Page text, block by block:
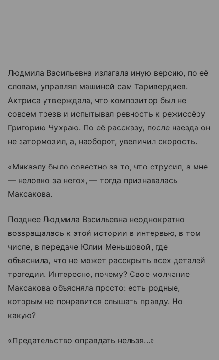
Людмила Васильевна излагала иную версию, по её
словам, управлял машиной сам Таривердиев.
Актриса утверждала, что композитор был не
совсем трезв и испытывал ревность к режиссёру
Григорию Чухраю. По её рассказу, после наезда он
не затормозил, а, наоборот, увеличил скорость.
«Микаэлу было совестно за то, что струсил, а мне
— неловко за него», — тогда признавалась
Максакова.
Позднее Людмила Васильевна неоднократно
возвращалась к этой истории в интервью, в том
числе, в передаче Юлии Меньшовой, где
объяснила, что не может расскрыть всех деталей
трагедии. Интересно, почему? Свое молчание
Максакова объясняла просто: есть родные,
которым не понравится слышать правду. Но
какую?
«Предательство оправдать нельзя...»